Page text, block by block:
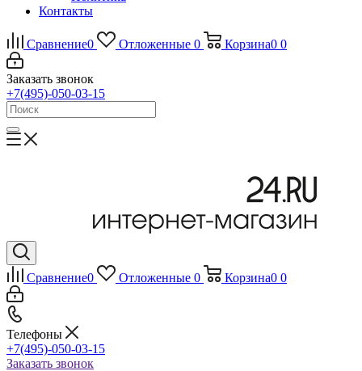
Контакты
Сравнение0 Отложенные 0 Корзина0 0
Заказать звонок
+7(495)-050-03-15
Сравнение0 Отложенные 0 Корзина0 0
Телефоны
+7(495)-050-03-15
Заказать звонок